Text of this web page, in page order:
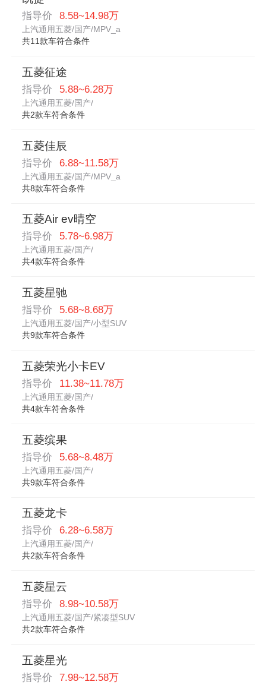
指导价 8.58~14.98万
上汽通用五菱/国产/MPV_a
共11款车符合条件
五菱征途
指导价 5.88~6.28万
上汽通用五菱/国产/
共2款车符合条件
五菱佳辰
指导价 6.88~11.58万
上汽通用五菱/国产/MPV_a
共8款车符合条件
五菱Air ev晴空
指导价 5.78~6.98万
上汽通用五菱/国产/
共4款车符合条件
五菱星驰
指导价 5.68~8.68万
上汽通用五菱/国产/小型SUV
共9款车符合条件
五菱荣光小卡EV
指导价 11.38~11.78万
上汽通用五菱/国产/
共4款车符合条件
五菱缤果
指导价 5.68~8.48万
上汽通用五菱/国产/
共9款车符合条件
五菱龙卡
指导价 6.28~6.58万
上汽通用五菱/国产/
共2款车符合条件
五菱星云
指导价 8.98~10.58万
上汽通用五菱/国产/紧凑型SUV
共2款车符合条件
五菱星光
指导价 7.98~12.58万